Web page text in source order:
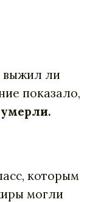
выжил ли
показало,
умерли.
которым
могли